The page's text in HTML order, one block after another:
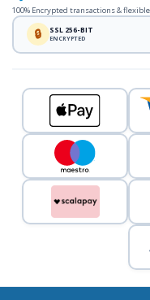
100% Encrypted transactions &
🔒 SSL 256-BIT
ENCRYPTED